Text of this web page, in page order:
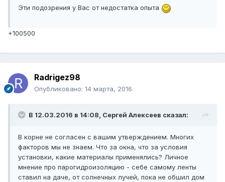
Эти подозрения у Вас от недостатка опыта
+100500
Radrigez98
Опубликовано: 14 марта, 2016
В 12.03.2016 в 14:08, Сергей Алексеев сказал:
В корне не согласен с вашим утверждением. Многих
факторов мы не знаем. Что за окна, что за условия
установки, какие материалы применялись? Личное
мнение про парогидроизоляцию - себе самому ленты
ставил на даче, от солнечных лучей, пока не обшил дом